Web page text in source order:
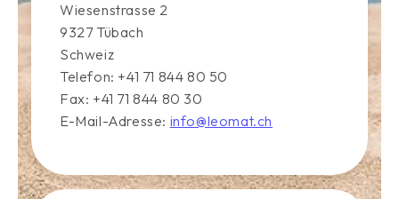
Wiesenstrasse 2
9327 Tübach
Schweiz
Telefon: +41 71 844 80 50
Fax: +41 71 844 80 30
E-Mail-Adresse: info@leomat.ch